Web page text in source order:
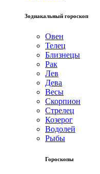
Зодиакальный гороскоп
Овен
Телец
Близнецы
Рак
Лев
Дева
Весы
Скорпион
Стрелец
Козерог
Водолей
Рыбы
Гороскопы